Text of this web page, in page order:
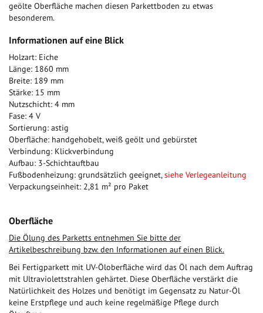
geölte Oberfläche machen diesen Parkettboden zu etwas
besonderem.
Informationen auf eine Blick
Holzart: Eiche
Länge: 1860 mm
Breite: 189 mm
Stärke: 15 mm
Nutzschicht: 4 mm
Fase: 4 V
Sortierung: astig
Oberfläche: handgehobelt, weiß geölt und gebürstet
Verbindung: Klickverbindung
Aufbau: 3-Schichtauftbau
Fußbodenheizung: grundsätzlich geeignet,siehe Verlegeanleitung
Verpackungseinheit: 2,81 m² pro Paket
Oberfläche
Die Ölung des Parketts entnehmen Sie bitte der
Artikelbeschreibung bzw. den Informationen auf einen Blick.
Bei Fertigparkett mit UV-Öloberfläche wird das Öl nach dem Auftrag
mit Ultraviolettstrahlen gehärtet. Diese Oberfläche verstärkt die
Natürlichkeit des Holzes und benötigt im Gegensatz zu Natur-Öl
keine Erstpflege und auch keine regelmäßige Pflege durch